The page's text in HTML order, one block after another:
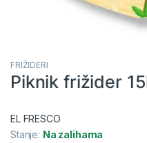
FRIŽIDERI
Piknik frižider
EL FRESCO
Stanje: Na zalihama